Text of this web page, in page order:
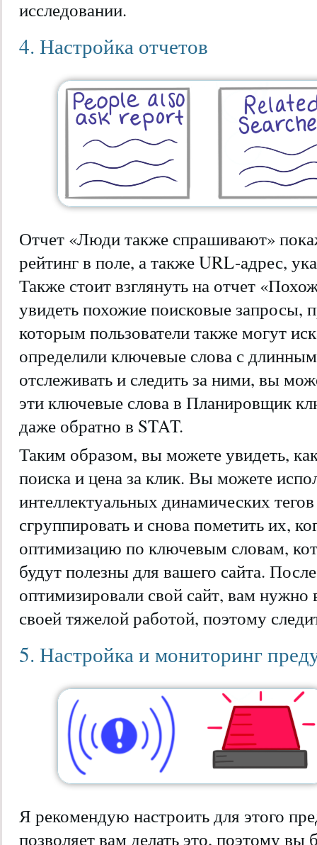
исследовании.
4. Настройка отчетов
Отчет «Люди также спрашивают»
рейтинг в поле, а также URL-адрес,
Также стоит взглянуть на отчет
увидеть похожие поисковые запросы,
которым пользователи также могут
определили ключевые слова с
отслеживать и следить за ними, вы
эти ключевые слова в Планировщик
даже обратно в STAT.
Таким образом, вы можете увидеть,
поиска и цена за клик. Вы можете
интеллектуальных динамических
сгруппировать и снова пометить их,
оптимизацию по ключевым словам,
будут полезны для вашего сайта.
оптимизировали свой сайт, вам нужно
своей тяжелой работой, поэтому
5. Настройка и мониторинг
Я рекомендую настроить для этого
позволяет вам делать это, поэтому вы